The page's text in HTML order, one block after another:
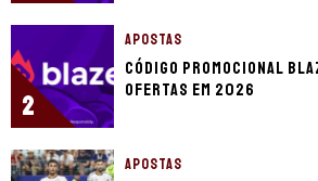
2
APOSTAS
Código promocional
ofertas em 2026
APOSTAS